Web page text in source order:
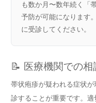
も数か月〜数年続く「
予防が可能になります
に受診してください。
📝 医療機関での相
帯状疱疹が疑われる症状
診することが重要です。